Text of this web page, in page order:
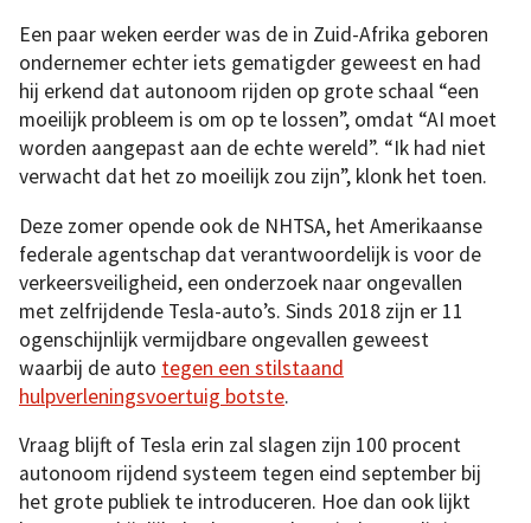
Een paar weken eerder was de in Zuid-Afrika geboren
ondernemer echter iets gematigder geweest en had
hij erkend dat autonoom rijden op grote schaal “een
moeilijk probleem is om op te lossen”, omdat “AI moet
worden aangepast aan de echte wereld”. “Ik had niet
verwacht dat het zo moeilijk zou zijn”, klonk het toen.
Deze zomer opende ook de NHTSA, het Amerikaanse
federale agentschap dat verantwoordelijk is voor de
verkeersveiligheid, een onderzoek naar ongevallen
met zelfrijdende Tesla-auto’s. Sinds 2018 zijn er 11
ogenschijnlijk vermijdbare ongevallen geweest
waarbij de auto tegen een stilstaand
hulpverleningsvoertuig botste.
Vraag blijft of Tesla erin zal slagen zijn 100 procent
autonoom rijdend systeem tegen eind september bij
het grote publiek te introduceren. Hoe dan ook lijkt